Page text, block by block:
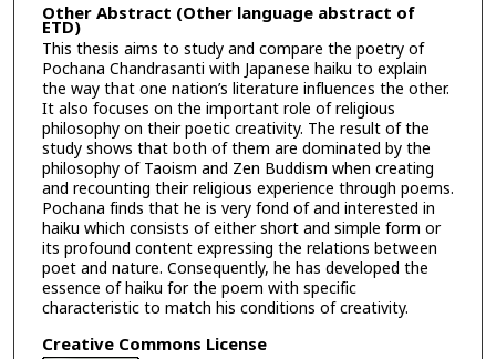
Other Abstract (Other language abstract of
ETD)
This thesis aims to study and compare the poetry of
Pochana Chandrasanti with Japanese haiku to explain
the way that one nation’s literature influences the other.
It also focuses on the important role of religious
philosophy on their poetic creativity. The result of the
study shows that both of them are dominated by the
philosophy of Taoism and Zen Buddism when creating
and recounting their religious experience through poems.
Pochana finds that he is very fond of and interested in
haiku which consists of either short and simple form or
its profound content expressing the relations between
poet and nature. Consequently, he has developed the
essence of haiku for the poem with specific
characteristic to match his conditions of creativity.
Creative Commons License